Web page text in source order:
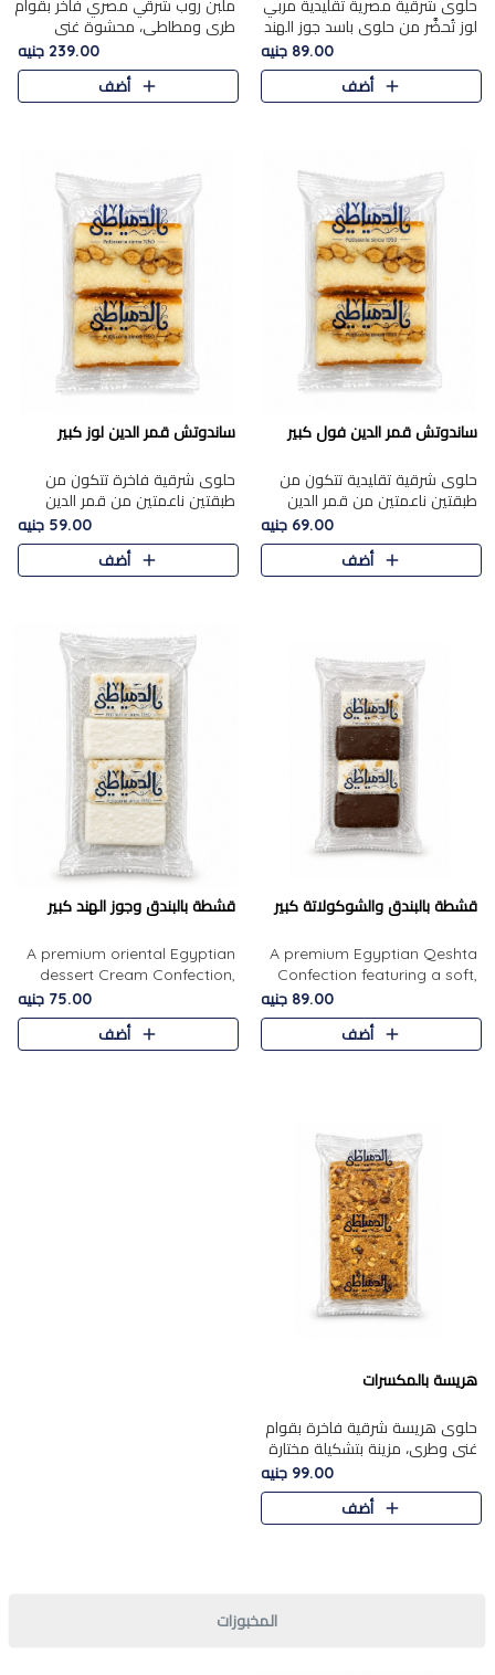
حلوى شرقية مصرية تقليدية مربي
لوز تُحضَّر من حلوى باسد جوز الهند
بقوام طري ومذاق غني، وتُزين
وتغطاه بقطع اللوز الفاخر التي
تضيف لمسة مميزة م..
89.00 جنيه
أضف
ملبن روب شرقي مصري فاخر بقوام
طري ومطاطي، محشوة غني
بسخاء بقطع عين الجمل واللوز
الفاخر التي تضيف قرمشة مميزة
ومرضية ونكهة ناتي غنية في كل
239.00 جنيه
أضف
ساندوتش قمر الدين فول كبير
حلوى شرقية تقليدية تتكون من
طبقتين ناعمتين من قمر الدين
الفاخر، تتوسطهما حشوة غنية من
الفول السوداني المحمص، لتجمع
بين حلاوة المشمش الطبيعية..
69.00 جنيه
أضف
ساندوتش قمر الدين لوز كبير
حلوى شرقية فاخرة تتكون من
طبقتين ناعمتين من قمر الدين
الفاخر، تتوسطهما حشوة غنية من
اللوز المحمص لتمنح مزيجًا متوازنًا
من النعومة والقرمشة. ..
59.00 جنيه
أضف
قشطة بالبندق والشوكولاتة كبير
A premium Egyptian Qeshta
Confection featuring a soft,
creamy texture paired with a
rich layer of premium
chocolate and the distinctive
89.00 جنيه
أضف
قشطة بالبندق وجوز الهند كبير
A premium oriental Egyptian
dessert Cream Confection,
featuring a soft, creamy
texture and the distinctive
flavor of roasted hazelnuts.
75.00 جنيه
أضف
هريسة بالمكسرات
حلوى هريسة شرقية فاخرة بقوام
غني وطري، مزينة بتشكيلة مختارة
من المكسرات الفاخرة التي تضيف
قرمشة مميزة ونكهة غنية في كل
قطعة. تجمع بين المذاق..
99.00 جنيه
أضف
المخبوزات